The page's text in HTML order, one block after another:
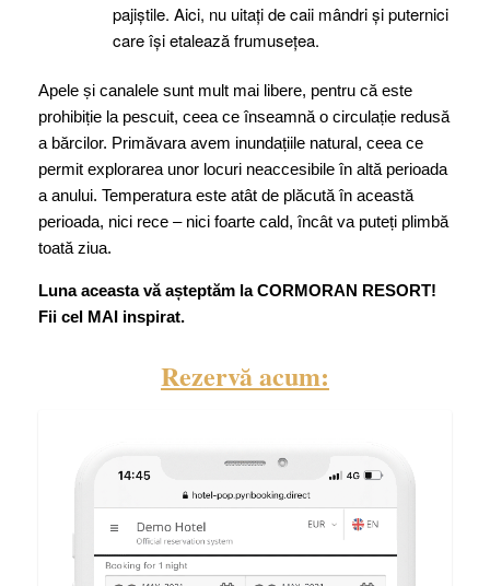
pajiștile. Aici, nu uitați de caii mândri și puternici
care își etalează frumusețea.
Apele și canalele sunt mult mai libere, pentru că este
prohibiție la pescuit, ceea ce înseamnă o circulație redusă
a bărcilor. Primăvara avem inundațiile natural, ceea ce
permit explorarea unor locuri neaccesibile în altă perioada
a anului. Temperatura este atât de plăcută în această
perioada, nici rece – nici foarte cald, încât va puteți plimbă
toată ziua.
Luna aceasta vă așteptăm la CORMORAN RESORT!
Fii cel MAI inspirat.
Rezervă acum: